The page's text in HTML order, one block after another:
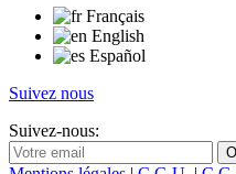
Français
English
Español
Suivez nous
Suivez-nous: